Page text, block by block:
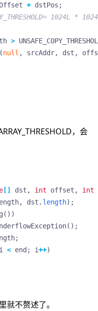
+ dstPos ;
1024L *
>
(null , srcAddr, dst ,
，会
[] dst , int offset ,
int
, dst . length);
())
();
;
i < end ; i++)
就不赘述了。